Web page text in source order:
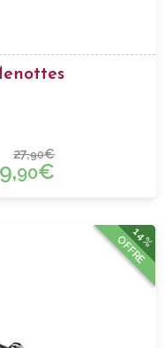
27,90€
90€
14%
OFFRE